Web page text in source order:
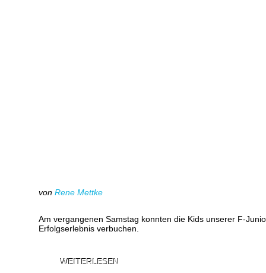
von Rene Mettke
Am vergangenen Samstag konnten die Kids unserer F-
Erfolgserlebnis verbuchen.
WEITERLESEN